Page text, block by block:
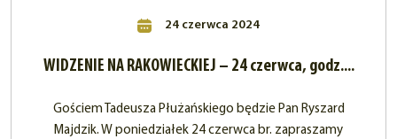
24 czerwca 2024
WIDZENIE NA RAKOWIECKIEJ – 24 czerwca, godz....
Gościem Tadeusza Płużańskiego będzie Pan Ryszard
Majdzik. W poniedziałek 24 czerwca br. zapraszamy